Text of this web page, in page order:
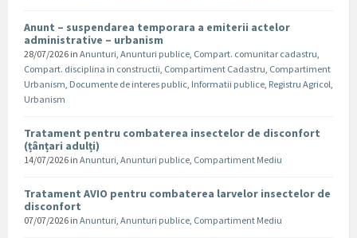
Anunt – suspendarea temporara a emiterii actelor
administrative – urbanism
28/07/2026 in Anunturi, Anunturi publice, Compart. comunitar cadastru,
Compart. disciplina in constructii, Compartiment Cadastru, Compartiment
Urbanism, Documente de interes public, Informatii publice, Registru Agricol,
Urbanism
Tratament pentru combaterea insectelor de disconfort
(țânțari adulți)
14/07/2026 in Anunturi, Anunturi publice, Compartiment Mediu
Tratament AVIO pentru combaterea larvelor insectelor de
disconfort
07/07/2026 in Anunturi, Anunturi publice, Compartiment Mediu